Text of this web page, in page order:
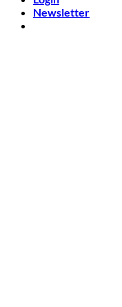
Newsletter